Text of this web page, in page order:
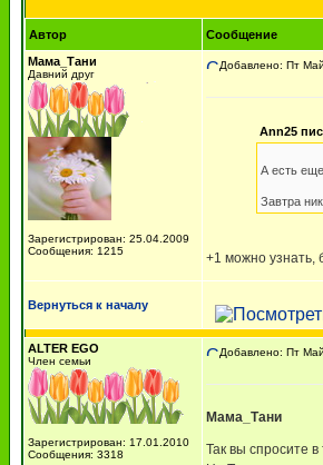
Автор
Сообщение
Мама_Тани
Давний друг
Зарегистрирован: 25.04.2009
Сообщения: 1215
Добавлено: Пт
Ann25
А есть
Завтра
+1 можно узнать,
Вернуться к началу
ALTER EGO
Член семьи
Зарегистрирован: 17.01.2010
Сообщения: 3318
Добавлено: Пт
Мама_Тани
Так вы спросите